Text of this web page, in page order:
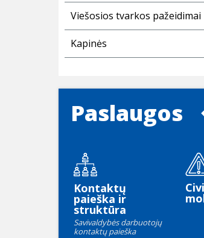
Viešosios tvarkos pažeidimai
Kapinės
Paslaugos
Kontaktų
paieška ir
struktūra
Savivaldybės darbuotojų
kontaktų paieška